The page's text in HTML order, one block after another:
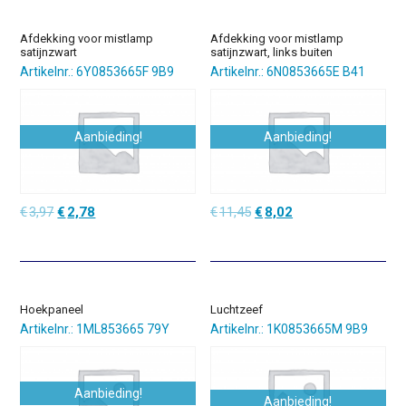
Afdekking voor mistlamp
satijnzwart
Artikelnr.: 6Y0853665F 9B9
Aanbieding!
€3,97Oorspronkelijke
€3,97.
€ 2,78
€2,78.
Afdekking voor mistlamp
satijnzwart, links buiten
Artikelnr.: 6N0853665E B41
Aanbieding!
€11,45 Oorspronkelijke
€11,45.
€ 8,02
€8,02.
Hoekpaneel
Artikelnr.: 1ML853665 79Y
Aanbieding!
Luchtzeef
Artikelnr.: 1K0853665M 9B9
Aanbieding!